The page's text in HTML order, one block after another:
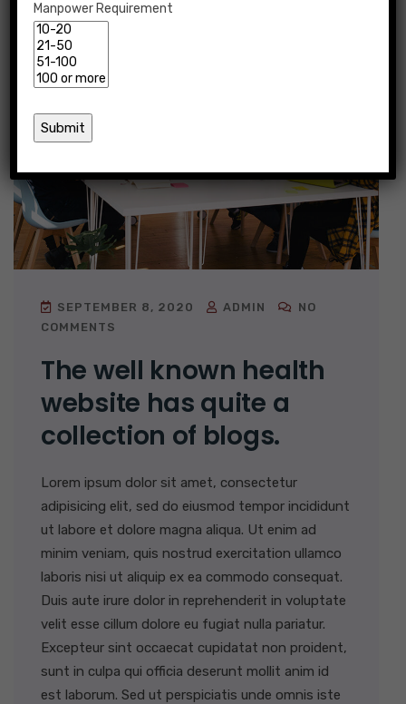
SEPTEMBER 8, 2020 ADMIN
NO
COMMENTS
The well known health
website has quite a
collection of blogs.
Lorem ipsum dolor sit amet, consectetur
adipisicing elit, sed do eiusmod tempor incididunt
ut labore et dolore magna aliqua. Ut enim ad
minim veniam, quis nostrud exercitation ullamco
laboris nisi ut aliquip ex ea commodo consequat.
Duis aute irure dolor in reprehenderit in voluptate
velit esse cillum dolore eu fugiat nulla pariatur.
Excepteur sint occaecat cupidatat non proident,
sunt in culpa qui officia deserunt mollit anim id
est laborum. Sed ut perspiciatis unde omnis iste
Manpower Requirement